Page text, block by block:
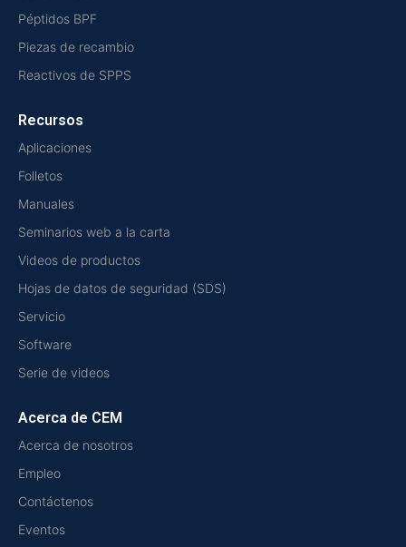
Péptidos BPF
Piezas de recambio
Reactivos de SPPS
Recursos
Aplicaciones
Folletos
Manuales
Seminarios web a la carta
Videos de productos
Hojas de datos de seguridad (SDS)
Servicio
Software
Serie de videos
Acerca de CEM
Acerca de nosotros
Empleo
Contáctenos
Eventos